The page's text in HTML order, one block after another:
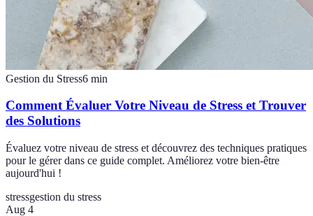
Gestion du Stress6 min
Comment Évaluer Votre Niveau de Stress et Trouver
des Solutions
Évaluez votre niveau de stress et découvrez des techniques pratiques
pour le gérer dans ce guide complet. Améliorez votre bien-être
aujourd'hui !
stressgestion du stress
Aug 4